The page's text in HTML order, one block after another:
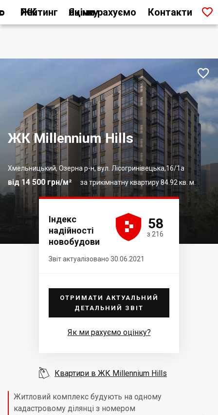
Рейтинг ЖК Як ми рахуємо оцінку Контакти 
ЖК Millennium Hills
Хмельницький, Озерна р-н, вул. Лісогринівецька,16/1а
за трикімнатну квартиру 84.92 кв. м.
від 14 500 грн/м²

Житловий комплекс будують на одному
кадастровому ділянці з номером
Індекс
надійності
новобудови




 58
з 216
Звіт актуалізовано 30.06.2021
ОТРИМАТИ АКТУАЛЬНИЙ
ДЕТАЛЬНИЙ ЗВІТ
Як ми рахуємо оцінку?
 Квартири в ЖК Millennium Hills